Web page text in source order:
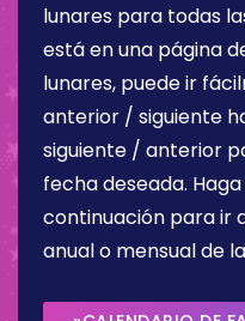
lunares para todas
está en una página
lunares, puede ir
anterior / siguiente
siguiente / anterior
fecha deseada.
continuación para ir
anual o mensual de